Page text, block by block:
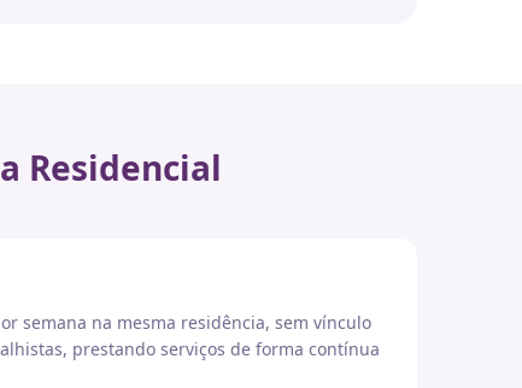
Residencial
semana na mesma residência, sem vínculo
prestando serviços de forma contínua